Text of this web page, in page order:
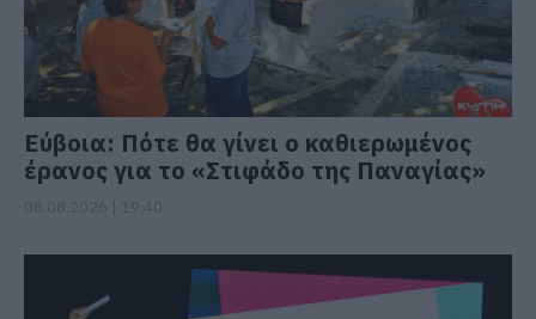
Εύβοια: Πότε θα γίνει ο καθιερωμένος
έρανος για το «Στιφάδο της Παναγίας»